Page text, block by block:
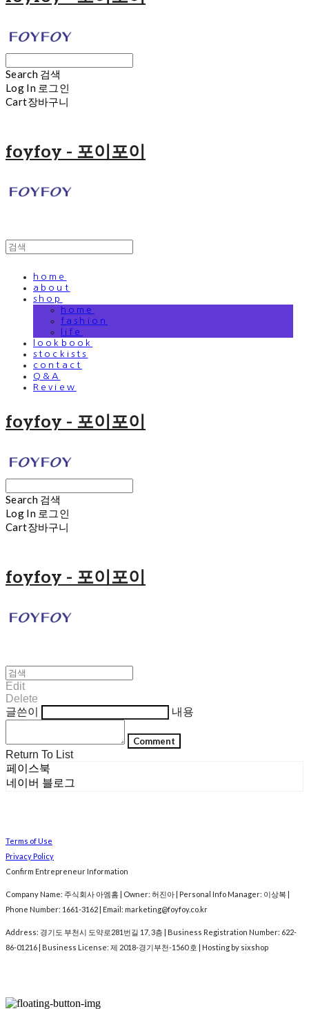
Search 검색
Log In 로그인
Cart장바구니
foyfoy - 포이포이
home
about
shop
home
fashion
life
lookbook
stockists
contact
Q&A
Review
foyfoy - 포이포이
Search 검색
Log In 로그인
Cart장바구니
foyfoy - 포이포이
Edit
Delete
글쓴이
내용
Comment
Return To List
페이스북
네이버 블로그
Terms of Use
Privacy Policy
Confirm Entrepreneur Information
Company Name: 주식회사 아엠홈 | Owner: 허진아 | Personal Info Manager: 이상복 |
Phone Number: 1661-3162 | Email: marketing@foyfoy.co.kr
Address: 경기도 부천시 도약로281번길 17, 3층 | Business Registration Number: 622-
86-01216 | Business License: 제 2018-경기부천-1560 호 | Hosting by sixshop